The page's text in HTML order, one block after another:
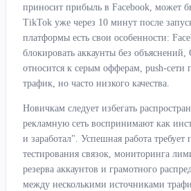
приносит прибыль в Facebook, может
TikTok уже через 10 минут после
платформы есть свои особенности:
блокировать аккаунты без объяснений,
относится к серым офферам, push-сети
трафик, но часто низкого качества.
Новичкам следует избегать
рекламную сеть воспринимают как
и заработал". Успешная работа требует
тестирования связок, мониторинга
резерва аккаунтов и грамотного
между несколькими источниками